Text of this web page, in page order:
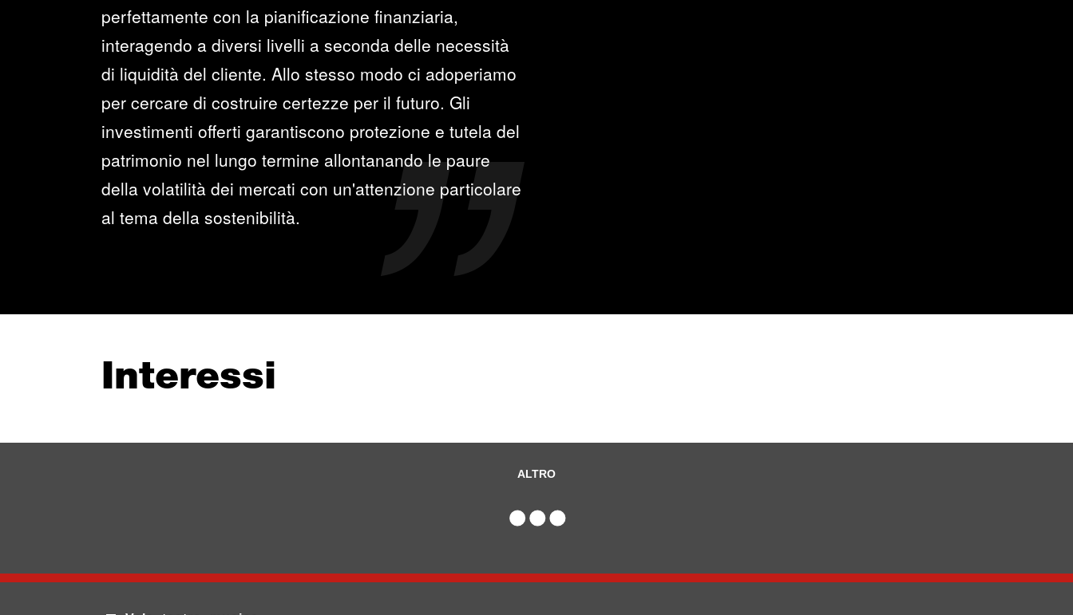
perfettamente con la pianificazione finanziaria,
interagendo a diversi livelli a seconda delle necessità
di liquidità del cliente. Allo stesso modo ci adoperiamo
per cercare di costruire certezze per il futuro. Gli
investimenti offerti garantiscono protezione e tutela del
patrimonio nel lungo termine allontanando le paure
della volatilità dei mercati con un'attenzione particolare
al tema della sostenibilità.
Interessi
ALTRO